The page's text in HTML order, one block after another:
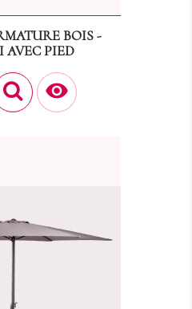
BOIS -
AVEC PIED
€
